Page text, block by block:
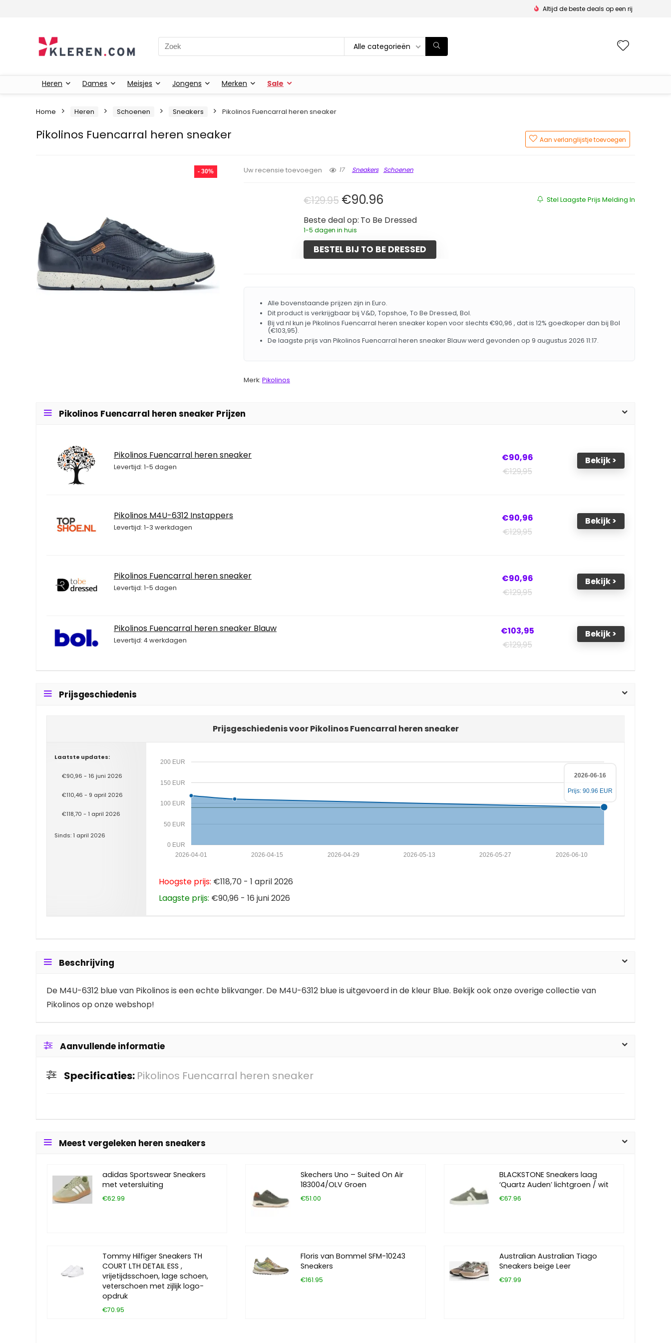
Altijd de beste deals op een rij
Zoeken naar: Alle categorieën
Heren Dames Meisjes Jongens Merken Sale
Home Heren Schoenen Sneakers Pikolinos Fuencarral heren sneaker
Pikolinos Fuencarral heren sneaker Aan verlanglijstje toevoegen
- 30% Uw recensie toevoegen 17 Sneakers Schoenen
Stel Laagste Prijs Melding In
€129.95 Oorspronkelijke prijs was: €129.95.
€90.96Huidige prijs is: €90.96.
Beste deal op: To Be Dressed
1-5 dagen in huis
BESTEL BIJ TO BE DRESSED
Alle bovenstaande prijzen zijn in Euro.
Dit product is verkrijgbaar bij V&D, Topshoe, To Be Dressed, Bol.
Bij vd.nl kun je Pikolinos Fuencarral heren sneaker kopen voor slechts €90,96 , dat is 12% goedkoper dan bij Bol
(€103,95).
De laagste prijs van Pikolinos Fuencarral heren sneaker Blauw werd gevonden op 9 augustus 2026 11:17.
Merk: Pikolinos
Pikolinos Fuencarral heren sneaker Prijzen
Pikolinos Fuencarral heren sneaker
Levertijd: 1-5 dagen
€90,96
€129,95
Bekijk >
Pikolinos M4U-6312 Instappers
Levertijd: 1-3 werkdagen
€90,96
€129,95
Bekijk >
Pikolinos Fuencarral heren sneaker
Levertijd: 1-5 dagen
€90,96
€129,95
Bekijk >
Pikolinos Fuencarral heren sneaker Blauw
Levertijd: 4 werkdagen
€103,95
€129,95
Bekijk >
Prijsgeschiedenis
Prijsgeschiedenis voor Pikolinos Fuencarral heren sneaker
Laatste updates:
€90,96 - 16 juni 2026
€110,46 - 9 april 2026
€118,70 - 1 april 2026
Sinds: 1 april 2026
0 EUR
50 EUR
100 EUR
150 EUR
200 EUR
2026-06-10
2026-05-27
2026-05-13
2026-04-29
2026-04-15
2026-04-01
2026-06-16
Prijs: 90.96 EUR
Hoogste prijs: €118,70 - 1 april 2026
Laagste prijs: €90,96 - 16 juni 2026
Beschrijving
De M4U-6312 blue van Pikolinos is een echte blikvanger. De M4U-6312 blue is uitgevoerd in de kleur Blue. Bekijk ook onze overige collectie van
Pikolinos op onze webshop!
Aanvullende informatie
Specificaties: Pikolinos Fuencarral heren sneaker
Meest vergeleken heren sneakers
adidas Sportswear Sneakers
met vetersluiting
€62.99
Skechers Uno – Suited On Air
183004/OLV Groen
€51.00
BLACKSTONE Sneakers laag
‘Quartz Auden’ lichtgroen / wit
€67.96
Tommy Hilfiger Sneakers TH
COURT LTH DETAIL ESS ,
vrijetijdsschoen, lage schoen,
veterschoen met zijlijk logo-
opdruk
€70.95
Floris van Bommel SFM-10243
Sneakers
€161.95
Australian Australian Tiago
Sneakers beige Leer
€97.99